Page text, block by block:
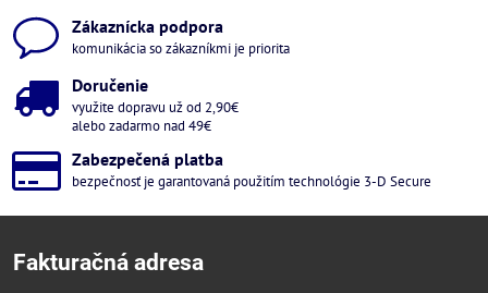
Zákaznícka podpora
komunikácia so zákazníkmi je priorita
Doručenie
využite dopravu už od 2,90€
alebo zadarmo nad 49€
Zabezpečená platba
bezpečnosť je garantovaná použitím technológie 3-D Secure
Fakturačná adresa